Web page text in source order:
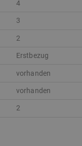
4
3
2
Erstbezug
vorhanden
vorhanden
2